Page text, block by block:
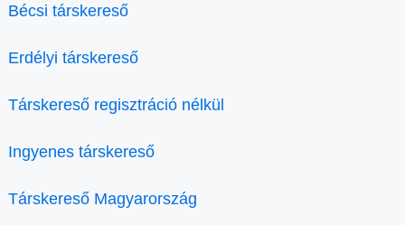
Bécsi társkereső
Erdélyi társkereső
Társkereső regisztráció nélkül
Ingyenes társkereső
Társkereső Magyarország